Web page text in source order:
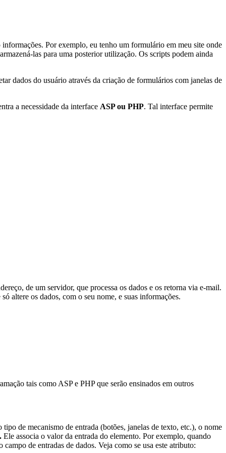
Por exemplo, eu tenho um formulário em meu site onde
las para uma posterior utilização. Os scripts podem ainda
dados do usuário através da criação de formulários com janelas de
a necessidade da interface ASP ou PHP. Tal interface permite
de um servidor, que processa os dados e os retorna via e-mail.
altere os dados, com o seu nome, e suas informações.
tais como ASP e PHP que serão ensinados em outros
de mecanismo de entrada (botões, janelas de texto, etc.), o nome
Ele associa o valor da entrada do elemento. Por exemplo, quando
campo de entradas de dados. Veja como se usa este atributo: